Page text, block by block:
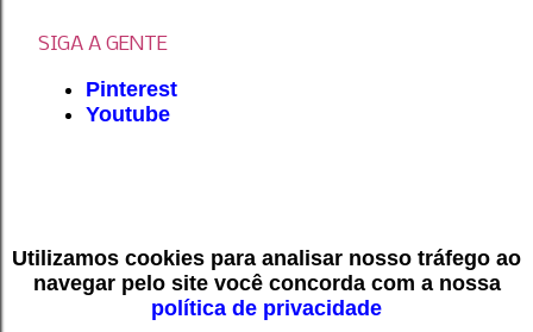
SIGA A GENTE
Pinterest
Youtube
Utilizamos cookies para analisar nosso tráfego ao
navegar pelo site você concorda com a nossa
política de privacidade